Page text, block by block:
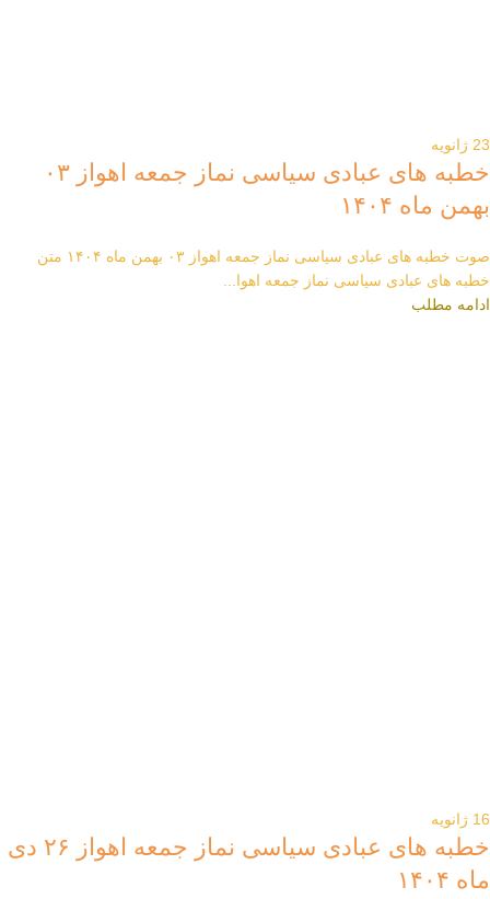
23 ژانویه
خطبه های عبادی سیاسی نماز جمعه اهواز ۰۳
بهمن ماه ۱۴۰۴
صوت خطبه های عبادی سیاسی نماز جمعه اهواز ۰۳ بهمن ماه ۱۴۰۴ متن
خطبه های عبادی سیاسی نماز جمعه اهوا...
ادامه مطلب
16 ژانویه
خطبه های عبادی سیاسی نماز جمعه اهواز ۲۶ دی
ماه ۱۴۰۴